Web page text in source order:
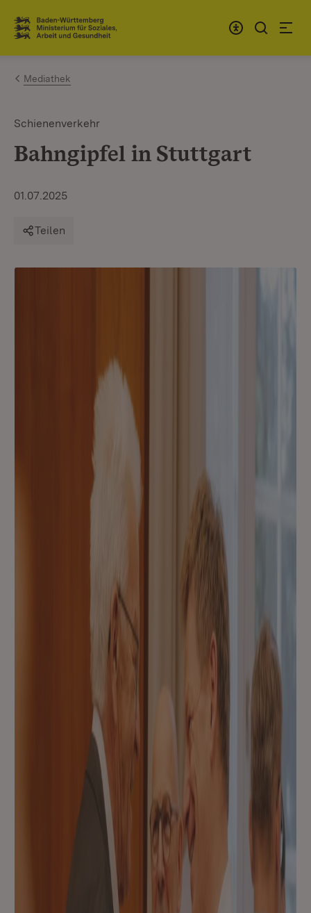
Zum Inhalt springen
Link zur Startseite
Mediathek
Schienenverkehr
Bahngipfel in Stuttgart
01.07.2025
Teilen